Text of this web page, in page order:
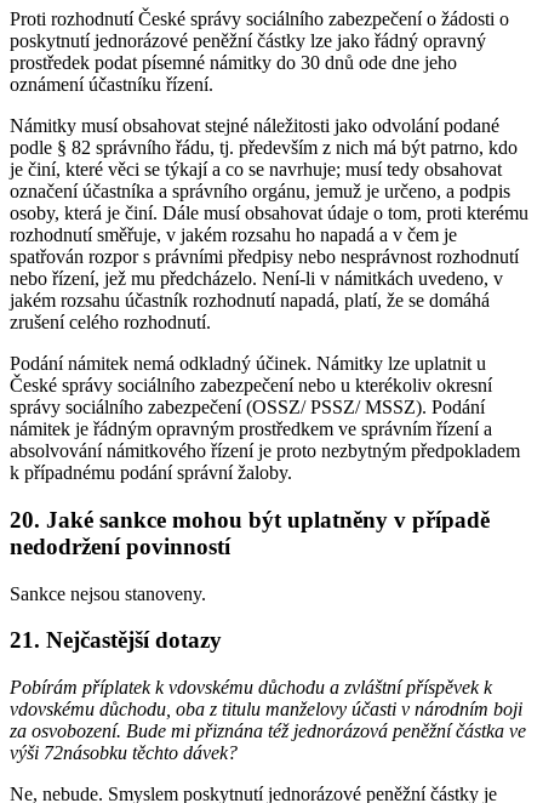
Proti rozhodnutí České správy sociálního zabezpečení o žádosti o
poskytnutí jednorázové peněžní částky lze jako řádný opravný
prostředek podat písemné námitky do 30 dnů ode dne jeho
oznámení účastníku řízení.
Námitky musí obsahovat stejné náležitosti jako odvolání podané
podle § 82 správního řádu, tj. především z nich má být patrno, kdo
je činí, které věci se týkají a co se navrhuje; musí tedy obsahovat
označení účastníka a správního orgánu, jemuž je určeno, a podpis
osoby, která je činí. Dále musí obsahovat údaje o tom, proti kterému
rozhodnutí směřuje, v jakém rozsahu ho napadá a v čem je
spatřován rozpor s právními předpisy nebo nesprávnost rozhodnutí
nebo řízení, jež mu předcházelo. Není-li v námitkách uvedeno, v
jakém rozsahu účastník rozhodnutí napadá, platí, že se domáhá
zrušení celého rozhodnutí.
Podání námitek nemá odkladný účinek. Námitky lze uplatnit u
České správy sociálního zabezpečení nebo u kterékoliv okresní
správy sociálního zabezpečení (OSSZ/ PSSZ/ MSSZ). Podání
námitek je řádným opravným prostředkem ve správním řízení a
absolvování námitkového řízení je proto nezbytným předpokladem
k případnému podání správní žaloby.
20. Jaké sankce mohou být uplatněny v případě
nedodržení povinností
Sankce nejsou stanoveny.
21. Nejčastější dotazy
Pobírám příplatek k vdovskému důchodu a zvláštní příspěvek k
vdovskému důchodu, oba z titulu manželovy účasti v národním boji
za osvobození. Bude mi přiznána též jednorázová peněžní částka ve
výši 72násobku těchto dávek?
Ne, nebude. Smyslem poskytnutí jednorázové peněžní částky je